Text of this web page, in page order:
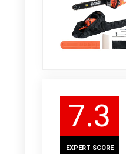
7.3
EXPERT SCORE